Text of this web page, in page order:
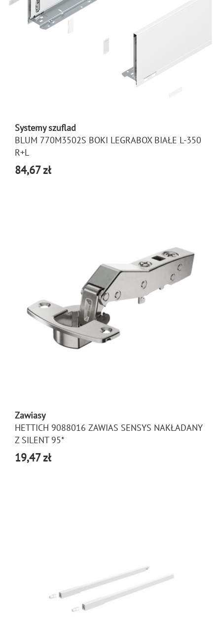
Systemy szuflad
BLUM 770M3502S BOKI LEGRABOX BIAŁE L-350
R+L
84,67 zł
Zawiasy
HETTICH 9088016 ZAWIAS SENSYS NAKŁADANY
Z SILENT 95*
19,47 zł